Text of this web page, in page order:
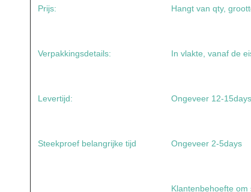
Prijs: Hangt van qty,
Verpakkingsdetails: In vlakte, vanaf de
Levertijd: Ongeveer 12-15days
Steekproef belangrijke tijd Ongeveer 2-5days
Klantenbehoefte